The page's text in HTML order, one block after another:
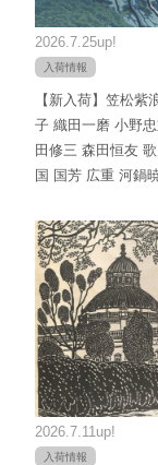
2026.7.25up!
入荷情報
【新入荷】笠松紫
子 織田一磨 小野
田修三 森田恒友
国 国芳 広重 河鍋
2026.7.11up!
入荷情報